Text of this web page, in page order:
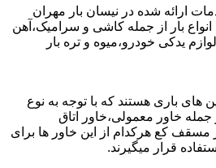
ارائه شده در نیسان بار مهران
بار از جمله کاشی و سرامیک،آهن
یدکی خودرو،میوه و تره بار
های باری هستند که با توجه به نوع
جمله خاور معمولی،خاور اتاق
مسقف کع هرکدام از این خاور ها برای
قرار میگیرند.